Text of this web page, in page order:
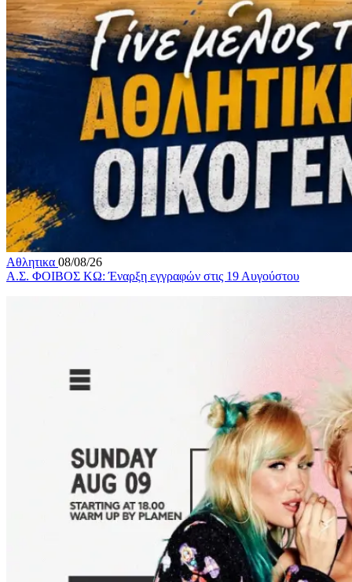
Αθλητικα 08/08/26
Α.Σ. ΦΟΙΒΟΣ ΚΩ: Έναρξη εγγραφών στις 19 Αυγούστου